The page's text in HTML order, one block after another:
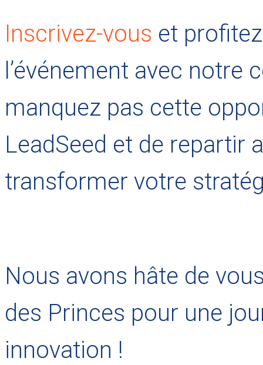
Inscrivez-vous et
l’événement avec notre
manquez pas cette
LeadSeed et de repartir
transformer votre
Nous avons hâte de
des Princes pour une
innovation !